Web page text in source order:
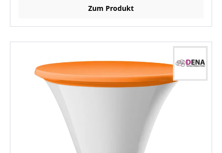
Zum Produkt